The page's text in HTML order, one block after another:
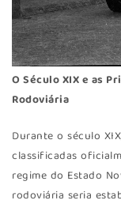
O Século XIX e as
Rodoviária
Durante o século
classificadas
regime do Estado
rodoviária seria